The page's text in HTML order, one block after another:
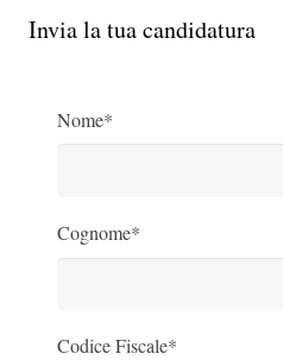
Invia la tua candidatura
Nome*
Cognome*
Codice Fiscale*